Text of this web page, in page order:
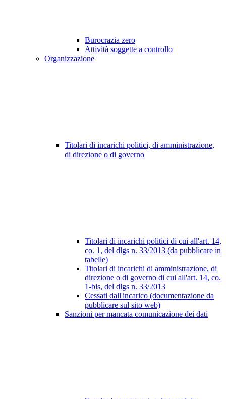
Burocrazia zero
Attività soggette a controllo
Organizzazione
Titolari di incarichi politici, di amministrazione,
di direzione o di governo
Titolari di incarichi politici di cui all'art. 14,
co. 1, del dlgs n. 33/2013 (da pubblicare in
tabelle)
Titolari di incarichi di amministrazione, di
direzione o di governo di cui all'art. 14, co.
1-bis, del dlgs n. 33/2013
Cessati dall'incarico (documentazione da
pubblicare sul sito web)
Sanzioni per mancata comunicazione dei dati